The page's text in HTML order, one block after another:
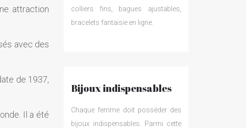
attraction
avec des
de 1937,
Il a été
colliers fins, bagues ajustables,
bracelets fantaisie en ligne.
Bijoux indispensables
Chaque femme doit posséder des
bijoux indispensables. Parmi cette